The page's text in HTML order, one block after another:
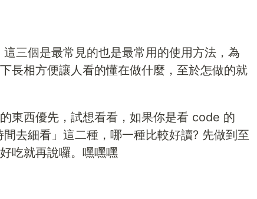
三個是最常見的也是最常用的使用方法，為
長相方便讓人看的懂在做什麼，至於怎做的就
東西優先，試想看看，如果你是看 code 的
去細看」這二種，哪一種比較好讀? 先做到至
吃就再說囉。嘿嘿嘿